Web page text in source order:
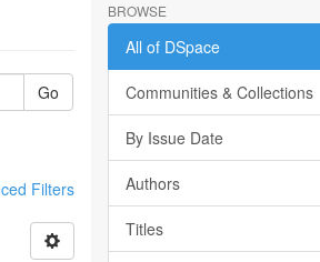
Go
Filters
BROWSE
All of DSpace
Communities & Collections
By Issue Date
Authors
Titles